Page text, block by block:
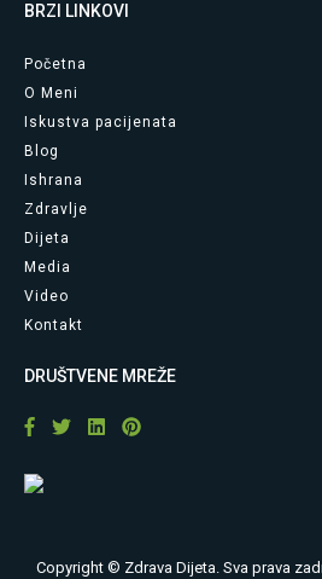
BRZI LINKOVI
Početna
O Meni
Iskustva pacijenata
Blog
Ishrana
Zdravlje
Dijeta
Media
Video
Kontakt
DRUŠTVENE MREŽE
Copyright © Zdrava Dijeta. Sva prava